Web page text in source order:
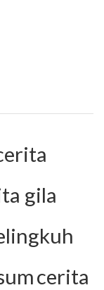
gila
cerita